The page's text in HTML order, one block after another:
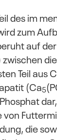
des im
zum
auf
Teil aus
(Ca5
die